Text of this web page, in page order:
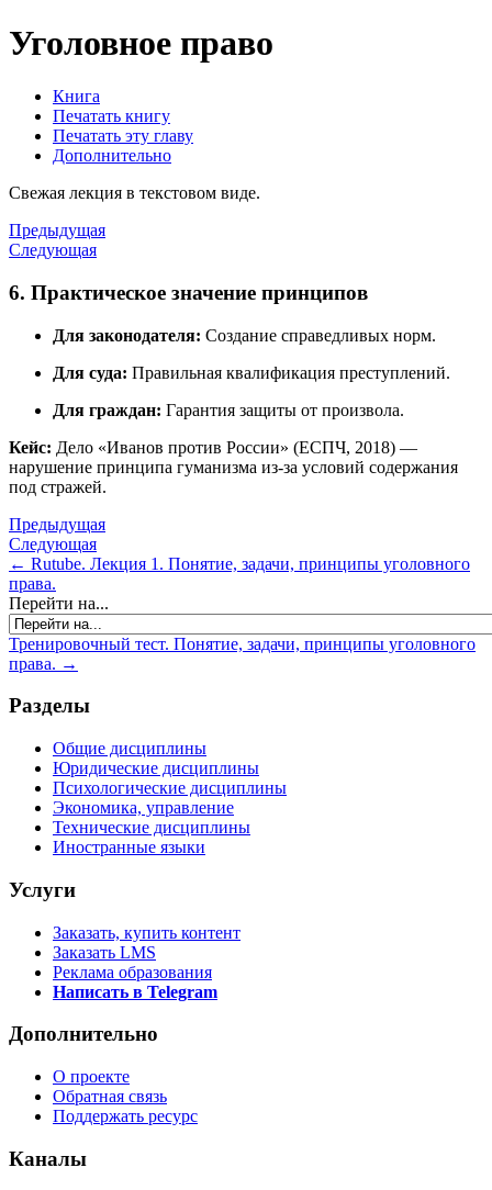
Уголовное право
Книга
Печатать книгу
Печатать эту главу
Дополнительно
Свежая лекция в текстовом виде.
Предыдущая
Следующая
6. Практическое значение принципов
Для законодателя: Создание справедливых норм.
Для суда: Правильная квалификация преступлений.
Для граждан: Гарантия защиты от произвола.
Кейс: Дело «Иванов против России» (ЕСПЧ, 2018) —
нарушение принципа гуманизма из-за условий содержания
под стражей.
Предыдущая
Следующая
← Rutube. Лекция 1. Понятие, задачи, принципы уголовного
права.
Перейти на...
Тренировочный тест. Понятие, задачи, принципы уголовного
права. →
Разделы
Общие дисциплины
Юридические дисциплины
Психологические дисциплины
Экономика, управление
Технические дисциплины
Иностранные языки
Услуги
Заказать, купить контент
Заказать LMS
Реклама образования
Написать в Telegram
Дополнительно
О проекте
Обратная связь
Поддержать ресурс
Каналы